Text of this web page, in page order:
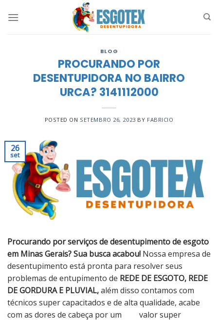
BLOG
PROCURANDO POR
DESENTUPIDORA NO BAIRRO
URCA? 3141112000
POSTED ON SETEMBRO 26, 2023 BY FABRICIO
26
set
Procurando por serviços de desentupimento de esgoto
em Minas Gerais? Sua busca acabou! Nossa empresa de
desentupimento está pronta para resolver seus
problemas de entupimento de REDE DE ESGOTO, REDE
DE GORDURA E PLUVIAL,além disso contamos com
técnicos super capacitados e de alta qualidade, acabe
com as dores de cabeça por um valor super